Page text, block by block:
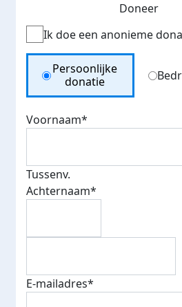
Doneer
Ik doe een anonieme
Donation Type
Persoonlijke
donatie
Voornaam*
Tussenv.
Achternaam*
E-mailadres*